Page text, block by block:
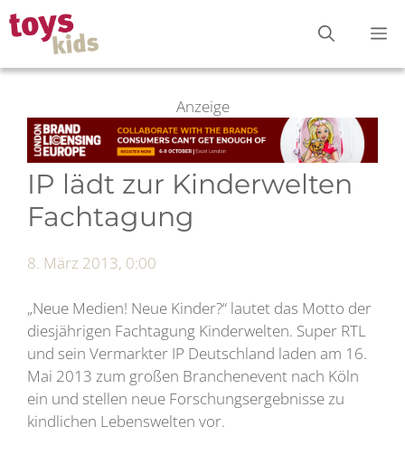
Zum
Inhalt
springen
Anzeige
IP lädt zur Kinderwelten
Fachtagung
8. März 2013, 0:00
„Neue Medien! Neue Kinder?“ lautet das Motto der
diesjährigen Fachtagung Kinderwelten. Super RTL
und sein Vermarkter IP Deutschland laden am 16.
Mai 2013 zum großen Branchenevent nach Köln
ein und stellen neue Forschungsergebnisse zu
kindlichen Lebenswelten vor.